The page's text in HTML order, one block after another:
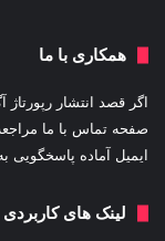
همکاری با ما
اگر قصد انتشار رپورتاژ
صفحه تماس با ما
ایمیل آماده پاسخگویی
لینک های کاربردی